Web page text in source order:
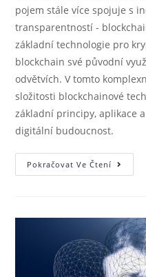
pojem stále více spojuje s
transparentností -
základní technologie pro
blockchain své původní
odvětvích. V tomto
složitosti blockchainové
základní principy, aplikace
digitální budoucnost.
Pokračovat Ve Čtení